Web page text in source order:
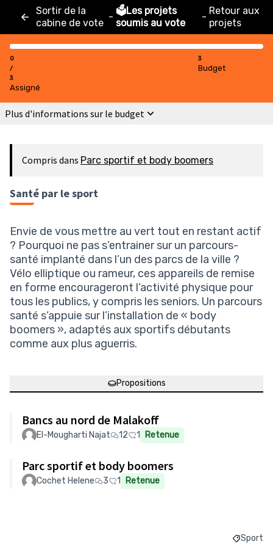
Sortir de la
cabine de vote
-
🗳️Les projets
soumis au vote
-
Retour aux
projets
0
/
3
Assigné
3
Budget
Plus d'informations sur le budget
Compris dans Parc sportif et body boomers
Santé par le sport
Envie de vous mettre au vert tout en restant actif
? Pourquoi ne pas s’entrainer sur un parcours-
santé implanté dans l’un des parcs de la ville ?
Vélo elliptique ou rameur, ces appareils de remise
en forme encourageront l’activité physique pour
tous les publics, y compris les seniors. Un parcours
santé s’appuie sur l’installation de « body
boomers », adaptés aux sportifs débutants
comme aux plus aguerris.
Propositions
Bancs au nord de Malakoff
El-Mougharti Najat 12 1 Retenue
Parc sportif et body boomers
Cochet Helene 3 1 Retenue
Filtrer
Sport